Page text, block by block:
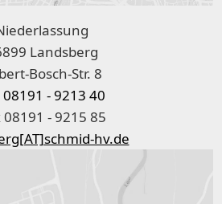
Landsberg
Bosch-Str. 8
08191 - 9213 40
08191 - 9215 85
hv.de